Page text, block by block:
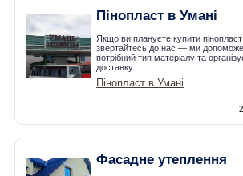
Пінопласт в Умані
Якщо ви плануєте купити
звертайтесь до нас — ми
потрібний тип матеріалу та
доставку.
Пінопласт в Умані
Фасадне утеплення